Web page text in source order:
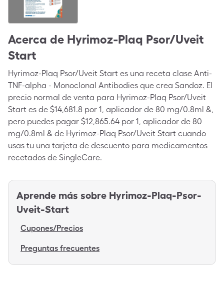
Acerca de Hyrimoz-Plaq Psor/Uveit
Start
Hyrimoz-Plaq Psor/Uveit Start es una receta clase Anti-
TNF-alpha - Monoclonal Antibodies que crea Sandoz. El
precio normal de venta para Hyrimoz-Plaq Psor/Uveit
Start es de $14,681.8 por 1, aplicador de 80 mg/0.8ml &,
pero puedes pagar $12,865.64 por 1, aplicador de 80
mg/0.8ml & de Hyrimoz-Plaq Psor/Uveit Start cuando
usas tu una tarjeta de descuento para medicamentos
recetados de SingleCare.
Aprende más sobre Hyrimoz-Plaq-Psor-
Uveit-Start
Cupones/Precios
Preguntas frecuentes